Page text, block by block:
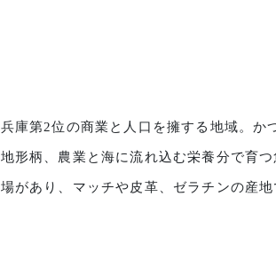
兵庫第2位の商業と人口を擁する地域。か
地形柄、農業と海に流れ込む栄養分で育
場があり、マッチや皮革、ゼラチンの産地